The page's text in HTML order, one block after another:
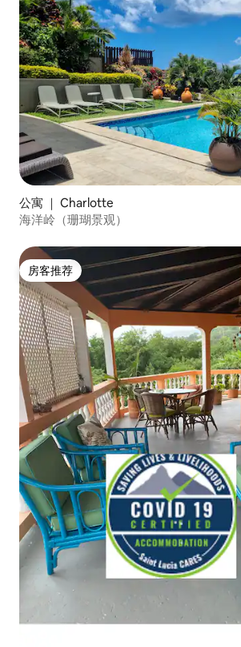
公寓 ｜ Charlotte
海洋岭（珊瑚景观）
房客推荐
房客推荐